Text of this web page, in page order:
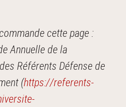
cette page :
Annuelle de la
Référents Défense de
(https://referents-